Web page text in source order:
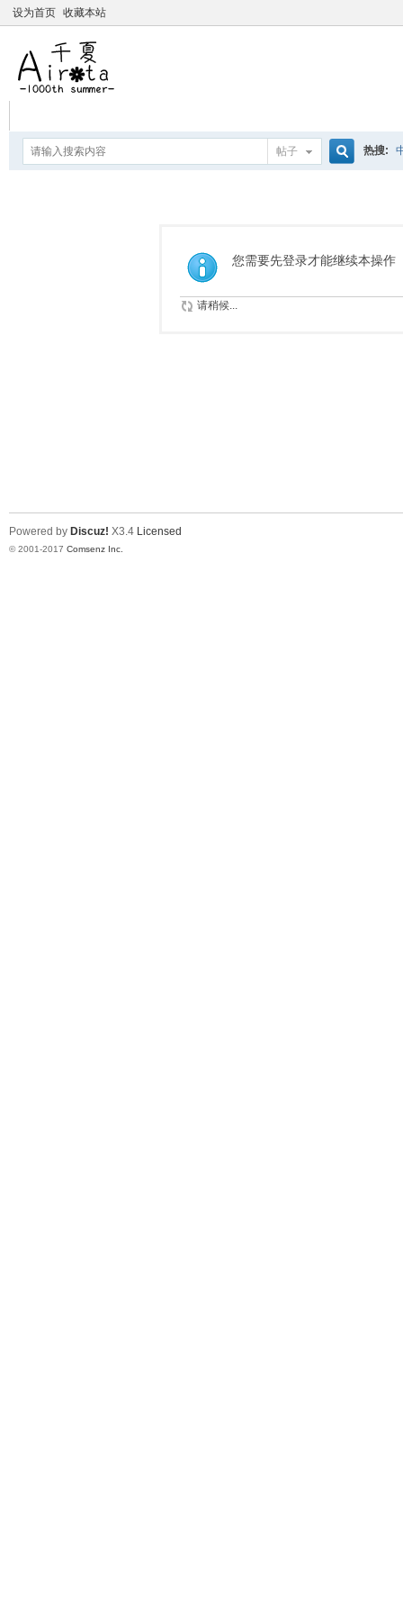
设为首页 收藏本站
帖子
索
热搜:
您需要先登录才能继续本操作
请稍候...
Powered by Discuz! X3.4 Licensed
© 2001-2017 Comsenz Inc.